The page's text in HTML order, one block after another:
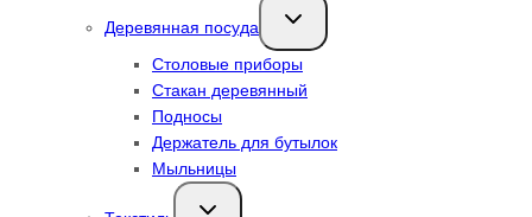
Деревянная посуда
Переключить
дочернее
Столовые приборы
Стакан деревянный
Подносы
Держатель для бутылок
Мыльницы
Переключить